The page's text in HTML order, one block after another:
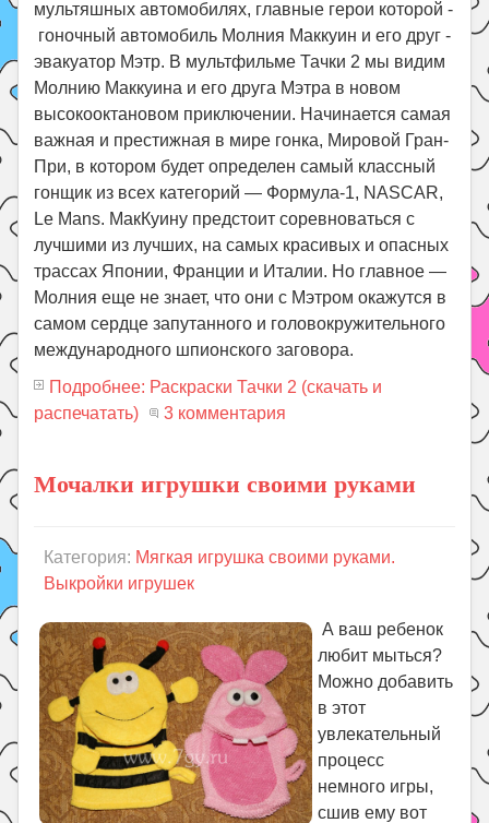
мультяшных автомобилях, главные герои которой -
гоночный автомобиль Молния Маккуин и его друг -
эвакуатор Мэтр. В мультфильме Тачки 2 мы видим
Молнию Маккуина и его друга Мэтра в новом
высокооктановом приключении. Начинается самая
важная и престижная в мире гонка, Мировой Гран-
При, в котором будет определен самый классный
гонщик из всех категорий — Формула-1, NASCAR,
Le Mans. МакКуину предстоит соревноваться с
лучшими из лучших, на самых красивых и опасных
трассах Японии, Франции и Италии. Но главное —
Молния еще не знает, что они с Мэтром окажутся в
самом сердце запутанного и головокружительного
международного шпионского заговора.
Подробнее: Раскраски Тачки 2 (скачать и
распечатать)
3 комментария
Мочалки игрушки своими руками
Категория: Мягкая игрушка своими руками.
Выкройки игрушек
А ваш ребенок
любит мыться?
Можно добавить
в этот
увлекательный
процесс
немного игры,
сшив ему вот